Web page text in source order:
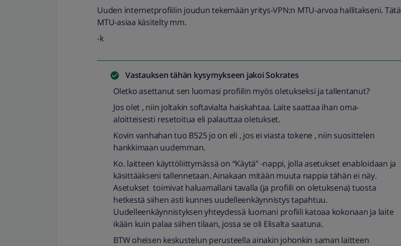
Uuden internetprofiilin joudun tekemään yritys-VPN:n MTU-arvoa hallitakseni. Tätä
MTU-asiaa käsitelty mm.
-k
Vastauksen tähän kysymykseen jakoiSokrates
Oletko asettanut sen luomasi profiilin myös oletukseksi ja tallentanut?
Jos olet , niin joltakin softavialta haiskahtaa. Laite saattaa ihan oma-
aloitteisesti resetoitua eli palauttaa oletukset.
Kovin vanhahan tuo B525 jo on eli , jos ei viasta tokene , niin suosittelen
hankkimaan uudemman.
Ko. laitteen käyttöliittymässä on “Käytä” -nappi, jolla asetukset enabloidaan ja
käsittääkseni tallennetaan. Ainakaan mitään muuta nappia tähän ei näy.
Asetukset toimivat haluamallani tavalla (ja profiili on oletuksena) tuosta
hetkestä siihen asti kunnes uudelleenkäynnistys tapahtuu.
Uudelleenkäynnistyksen yhteydessä luomani profiili katoaa kokonaan ja laite
ikään kuin palaa siihen tilaan, jossa se oli Elisalta saatuna.
BTW oheisen keskustelun perusteella ainakin johonkin saman laitteen